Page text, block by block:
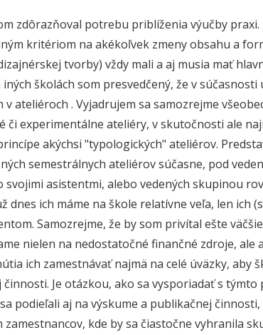
zdôrazňoval potrebu priblíženia výučby
kritériom na akékoľvek zmeny obsahu a
tvorby) vždy mali a aj musia mať
školách som presvedčený, že v
ateliéroch . Vyjadrujem sa samozrejme
či experimentálne ateliéry, v skutočnosti ale
akýchsi "typologických" ateliérov.
semestrálnych ateliérov súčasne, pod
asistentmi, alebo vedených skupinou
dnes ich máme na škole relatívne veľa, len ich
Samozrejme, že by som privítal ešte
nielen na nedostatočné finančné zdroje, ale
ich zamestnávať najmä na celé úväzky, aby
činnosti. Je otázkou, ako sa vysporiadať s
podieľali aj na výskume a publikačnej
kde by sa čiastočne vyhranila